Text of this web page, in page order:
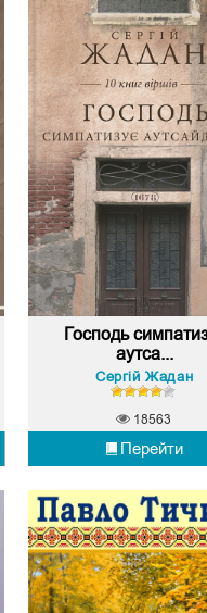
Господь
аутса...
Сергій Жадан
Перейти
18563